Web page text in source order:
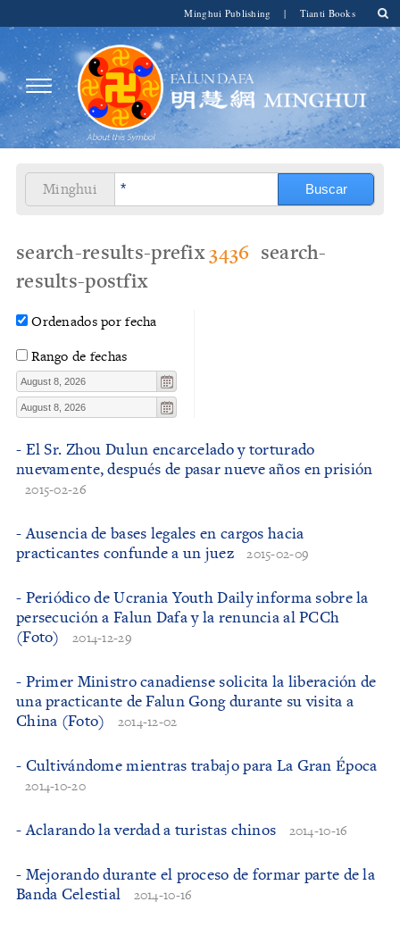
Minghui Publishing | Tianti Books
Minghui
search-results-prefix3436 search-
results-postfix
Ordenados por fecha
Rango de fechas
- El Sr. Zhou Dulun encarcelado y torturado
nuevamente, después de pasar nueve años en prisión
2015-02-26
- Ausencia de bases legales en cargos hacia
practicantes confunde a un juez
2015-02-09
- Periódico de Ucrania Youth Daily informa sobre la
persecución a Falun Dafa y la renuncia al PCCh
(Foto)
2014-12-29
- Primer Ministro canadiense solicita la liberación de
una practicante de Falun Gong durante su visita a
China (Foto)
2014-12-02
- Cultivándome mientras trabajo para La Gran Época
2014-10-20
- Aclarando la verdad a turistas chinos 2014-10-16
- Mejorando durante el proceso de formar parte de la
Banda Celestial
2014-10-16